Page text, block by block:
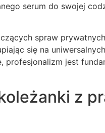
serum do swojej
spraw
się na uniwersalnych
profesjonalizm jest
z